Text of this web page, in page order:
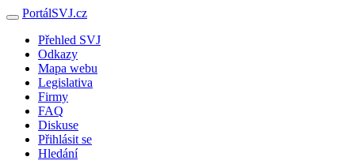
PortálSVJ.cz
Přehled SVJ
Odkazy
Mapa webu
Legislativa
Firmy
FAQ
Diskuse
Přihlásit se
Hledání